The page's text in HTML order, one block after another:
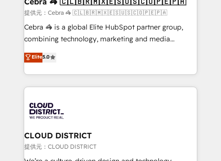
full-funnel HubSpot project ✨ CS: 415% conversion
boost with a new HubSpot site Recognized leaders:
🏆 HubSpot Platform Migration Impact Award 🏆
Inbound Campaign of the Year 🏆 Gold AVA Digital
Award for Best Website 🌟 Accreditations: CRM
提供元：Cebra 🦓 🇨🇱🇧🇷🇲🇽🇪🇸🇺🇸🇨🇴🇵🇪🇵🇦
Cebra 🦓 is a global Elite HubSpot partner group,
combining technology, marketing and media
expertise across Latin America and Southern
Europe, with teams across 7 countries. Born in Chile,
we combine local insight with international reach to
help businesses grow through technology, creativity,
500+ HubSpot implementations, building end-to-
end solutions that integrate CRM, AI automation,
inbound and loop marketing, content, and digital
creativity. Our multicultural team works in Spanish,
Portuguese, and English to design scalable strategies
Elite5.0
CLOUD DISTRICT
提供元：CLOUD DISTRICT